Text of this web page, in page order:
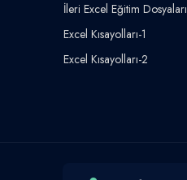
İleri Excel Eğitim Dosyaları
Excel Kısayolları-1
Excel Kısayolları-2